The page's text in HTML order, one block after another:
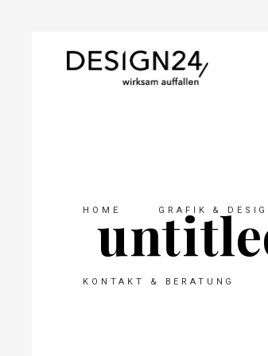
HOME GRAFIK &
KONTAKT & BERATUNG